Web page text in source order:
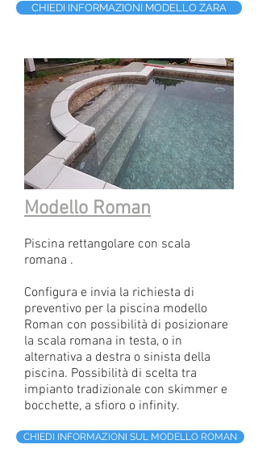
CHIEDI INFORMAZIONI MODELLO ZARA
Modello Roman
Piscina rettangolare con scala
romana .
Configura e invia la richiesta di
preventivo per la piscina modello
Roman con possibilità di posizionare
la scala romana in testa, o in
alternativa a destra o sinista della
piscina. Possibilità di scelta tra
impianto tradizionale con skimmer e
bocchette, a sfioro o infinity.
CHIEDI INFORMAZIONI SUL MODELLO ROMAN